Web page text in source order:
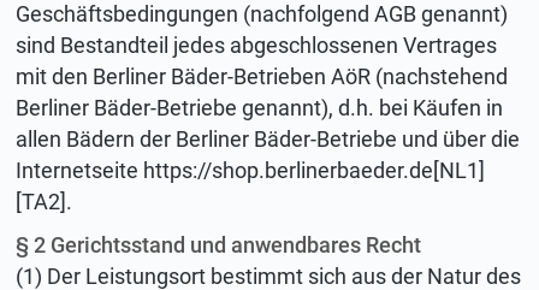
Geschäftsbedingungen (nachfolgend AGB genannt)
sind Bestandteil jedes abgeschlossenen Vertrages
mit den Berliner Bäder-Betrieben AöR (nachstehend
Berliner Bäder-Betriebe genannt), d.h. bei Käufen in
allen Bädern der Berliner Bäder-Betriebe und über die
Internetseite https://shop.berlinerbaeder.de[NL1]
[TA2].
§ 2 Gerichtsstand und anwendbares Recht
(1) Der Leistungsort bestimmt sich aus der Natur des